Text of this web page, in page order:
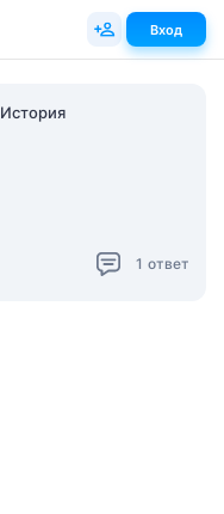
История
1 ответ
Вход